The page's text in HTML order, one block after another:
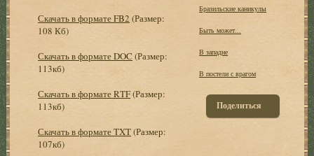
Скачать в формате FB2 (Размер:
108 Кб)
Скачать в формате DOC (Размер:
113кб)
Скачать в формате RTF(Размер:
113кб)
Скачать в формате TXT(Размер:
107кб)
Бразильские каникулы
Быть может...
В западне
В постели с врагом
Поделиться